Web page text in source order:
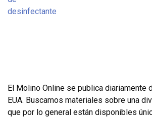
El Molino Online se publica diariamente
EUA. Buscamos materiales sobre una
que por lo general están disponibles